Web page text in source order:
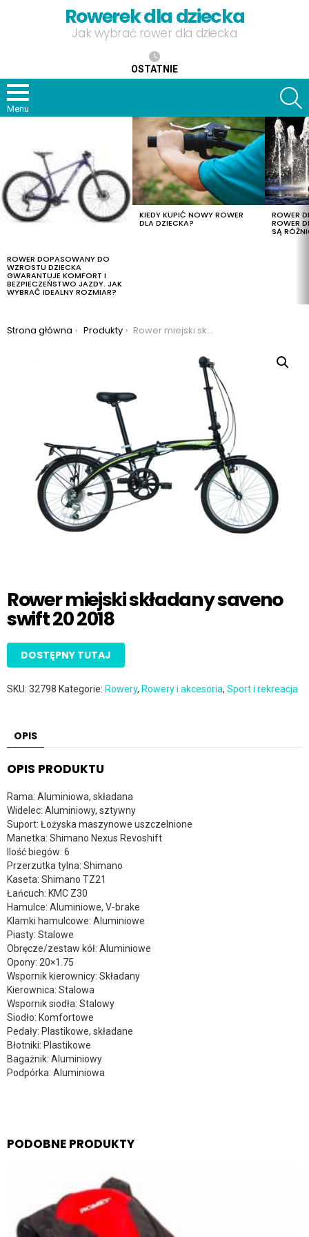
Rowerek dla dziecka
Jak wybrać rower dla dziecka
OSTATNIE
Menu
ROWER DOPASOWANY DO
WZROSTU DZIECKA
GWARANTUJE KOMFORT I
BEZPIECZEŃSTWO JAZDY. JAK
WYBRAĆ IDEALNY ROZMIAR?
KIEDY KUPIĆ NOWY ROWER
DLA DZIECKA?
ROWER
ROWER
SĄ
Jesteś tutaj:
Strona główna Produkty Rower miejski składany saveno swift 20 2018
Rower miejski składany saveno
swift 20 2018
DOSTĘPNY TUTAJ
SKU: 32798 Kategorie: Rowery, Rowery i akcesoria, Sport i rekreacja
OPIS
OPIS PRODUKTU
Rama: Aluminiowa, składana
Widelec: Aluminiowy, sztywny
Suport: Łożyska maszynowe uszczelnione
Manetka: Shimano Nexus Revoshift
Ilość biegów: 6
Przerzutka tylna: Shimano
Kaseta: Shimano TZ21
Łańcuch: KMC Z30
Hamulce: Aluminiowe, V-brake
Klamki hamulcowe: Aluminiowe
Piasty: Stalowe
Obręcze/zestaw kół: Aluminiowe
Opony: 20×1.75
Wspornik kierownicy: Składany
Kierownica: Stalowa
Wspornik siodła: Stalowy
Siodło: Komfortowe
Pedały: Plastikowe, składane
Błotniki: Plastikowe
Bagażnik: Aluminiowy
Podpórka: Aluminiowa
PODOBNE PRODUKTY